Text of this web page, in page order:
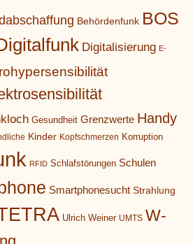
Behördenfunk BOS
Digitalisierung E-
Gesundheit Grenzwerte Handy
Kinder Kopfschmerzen Korruption
RFID Schlafstörungen Schulen
Smartphonesucht Strahlung
Ulrich Weiner UMTS W-